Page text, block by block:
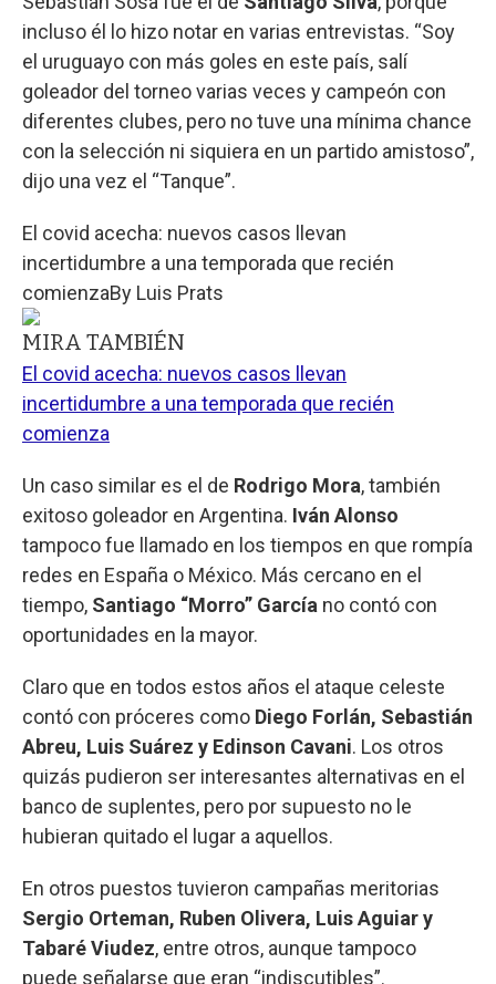
incluso él lo hizo notar en varias entrevistas. “Soy
el uruguayo con más goles en este país, salí
goleador del torneo varias veces y campeón con
diferentes clubes, pero no tuve una mínima chance
con la selección ni siquiera en un partido amistoso”,
dijo una vez el “Tanque”.
El covid acecha: nuevos casos llevan
incertidumbre a una temporada que recién
comienzaBy Luis Prats
MIRA TAMBIÉN
El covid acecha: nuevos casos llevan
incertidumbre a una temporada que recién
comienza
Un caso similar es el de Rodrigo Mora, también
exitoso goleador en Argentina. Iván Alonso
tampoco fue llamado en los tiempos en que rompía
redes en España o México. Más cercano en el
tiempo, Santiago “Morro” García no contó con
oportunidades en la mayor.
Claro que en todos estos años el ataque celeste
contó con próceres como Diego Forlán, Sebastián
Abreu, Luis Suárez y Edinson Cavani. Los otros
quizás pudieron ser interesantes alternativas en el
banco de suplentes, pero por supuesto no le
hubieran quitado el lugar a aquellos.
En otros puestos tuvieron campañas meritorias
Sergio Orteman, Ruben Olivera, Luis Aguiar y
Tabaré Viudez, entre otros, aunque tampoco
puede señalarse que eran “indiscutibles”.